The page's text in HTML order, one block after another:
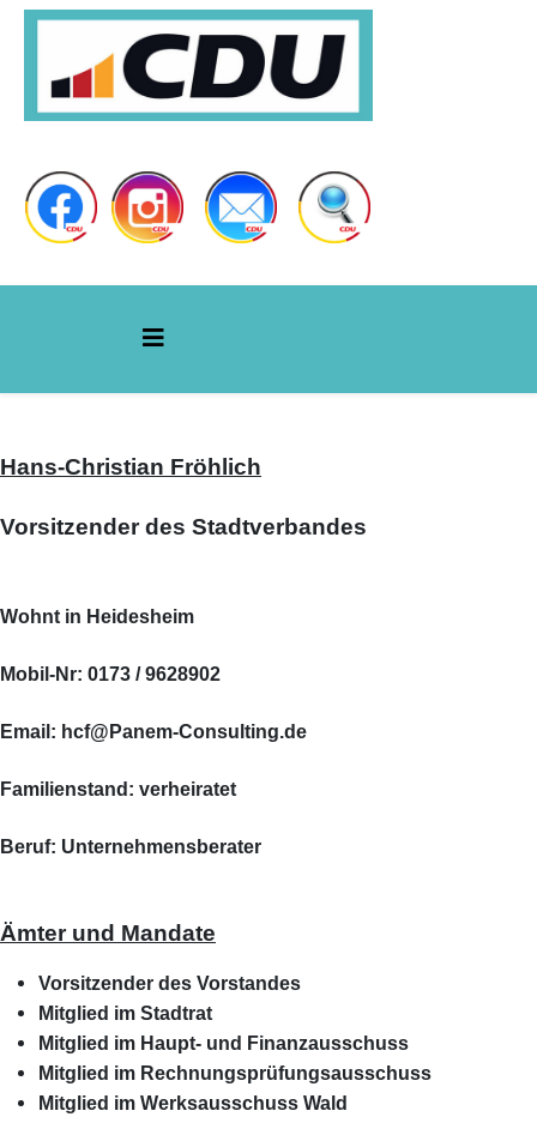
Hans-Christian Fröhlich
Vorsitzender des Stadtverbandes
Wohnt in Heidesheim
Mobil-Nr: 0173 / 9628902
Email: hcf@Panem-Consulting.de
Familienstand: verheiratet
Beruf: Unternehmensberater
Ämter und Mandate
Vorsitzender des Vorstandes
Mitglied im Stadtrat
Mitglied im Haupt- und Finanzausschuss
Mitglied im Rechnungsprüfungsausschuss
Mitglied im Werksausschuss Wald